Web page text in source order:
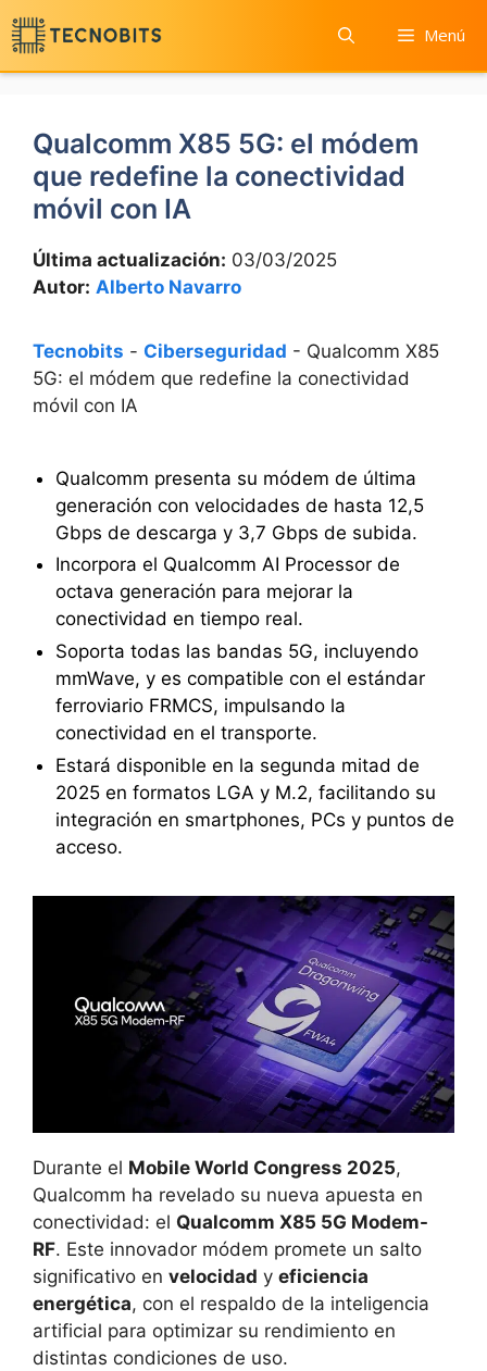
Saltar
al
contenido
Menú
Qualcomm X85 5G: el módem
que redefine la conectividad
móvil con IA
Última actualización: 03/03/2025
Autor: Alberto Navarro
Tecnobits - Ciberseguridad - Qualcomm X85
5G: el módem que redefine la conectividad
móvil con IA
Qualcomm presenta su módem de última
generación con velocidades de hasta 12,5
Gbps de descarga y 3,7 Gbps de subida.
Incorpora el Qualcomm AI Processor de
octava generación para mejorar la
conectividad en tiempo real.
Soporta todas las bandas 5G, incluyendo
mmWave, y es compatible con el estándar
ferroviario FRMCS, impulsando la
conectividad en el transporte.
Estará disponible en la segunda mitad de
2025 en formatos LGA y M.2, facilitando su
integración en smartphones, PCs y puntos de
acceso.
Durante el Mobile World Congress 2025,
Qualcomm ha revelado su nueva apuesta en
conectividad: el Qualcomm X85 5G Modem-
RF. Este innovador módem promete un salto
significativo en velocidad y eficiencia
energética, con el respaldo de la inteligencia
artificial para optimizar su rendimiento en
distintas condiciones de uso.